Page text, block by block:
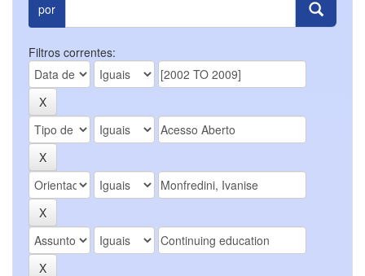
por
Filtros correntes: